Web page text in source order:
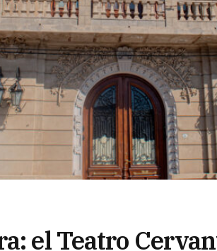
el Teatro